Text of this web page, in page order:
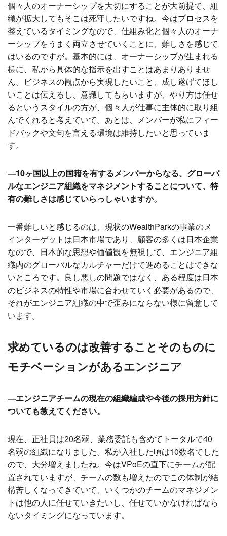
個々人のオーナーシップを大切にすることが大前提で、組
織が拡大してもそこは死守したいですね。今はプロセスを
整えているタイミングなので、仕組み化と個々人のオーナ
ーシップをうまく両立させていくことに、難しさを感じて
はいるのですが。基本的には、オーナーシップが生まれる
様に、私から具体的な指示を出すことはあまりありませ
ん。ビジネスの観点から実現したいこと、成し遂げてほし
いことは伝えるし、意識してもらいますが、やり方は任せ
るというスタイルの方が、個々人が仕事に主体的に取り組
んでくれると考えていて。あとは、メンバーが私にフィー
ドバックや文句を言える環境は維持したいと思っていま
す。
―10ヶ国以上の国籍を有するメンバーからなる、グローバ
ルなエンジニア組織をマネジメントすることについて、特
有の難しさは感じていらっしゃいますか。
一番難しいと感じるのは、現状のWealthParkの事業のメ
インターゲットは日本市場であり、顧客の多くは日本企業
なので、日本的な思想や価値観を無視して、エンジニア組
織内のグローバルなカルチャーだけで進めることはできな
いところです。良し悪しの問題ではなく、ある程度は日本
のビジネスの特性や市場に合わせていく必要があるので、
それがエンジニア組織の中で歪みにならない様に留意して
います。
求めているのは改善することそのものに
モチベーションがあるエンジニア
―エンジニアチームの現在の組織編成や今後の採用方針に
ついても教えてください。
現在、正社員は20名弱、業務委託も含めてトータルで40
名弱の組織になりました。私が入社した頃は10数名でした
ので、大分増えましたね。今はVPoEの直下にチームが配
置されていますが、チームの数も増えたのでこの体制が結
構苦しくなってきていて、いくつかのチームのマネジメン
トは他の人に任せていきたいし、任せていかなければなら
ないタイミングになっています。